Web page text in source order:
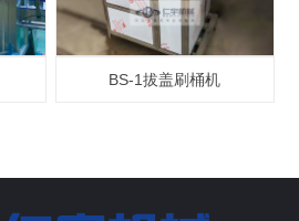
BS-1拔盖刷桶机